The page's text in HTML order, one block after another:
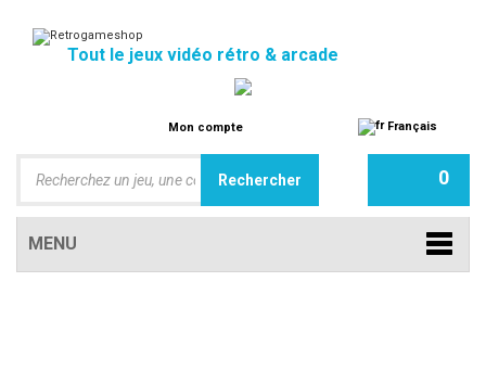
Tout le jeux vidéo rétro & arcade
Mon compte Français
0
MENU